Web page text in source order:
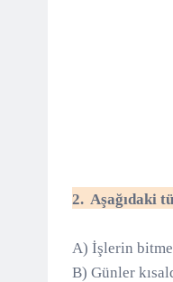
2. Aşağıdaki
A) İşlerin
B) Günler